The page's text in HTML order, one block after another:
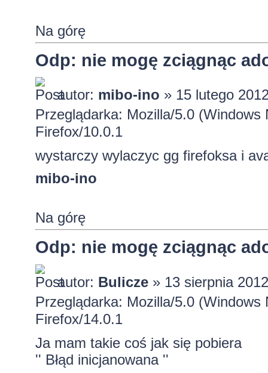
Na górę
Odp: nie mogę zciągnąc
autor: mibo-ino » 15 lutego
Przeglądarka: Mozilla/5.0
Firefox/10.0.1
wystarczy wylaczyc gg firefoksa i
mibo-ino
Na górę
Odp: nie mogę zciągnąc
autor: Bulicze» 13 sierpnia
Przeglądarka: Mozilla/5.0
Firefox/14.0.1
Ja mam takie coś jak się pobiera
'' Błąd inicjanowana ''